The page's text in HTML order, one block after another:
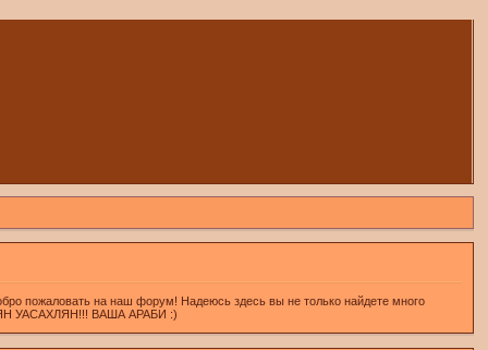
пожаловать на наш форум! Надеюсь здесь вы не только найдете много
УАСАХЛЯН!!! ВАША АРАБИ :)